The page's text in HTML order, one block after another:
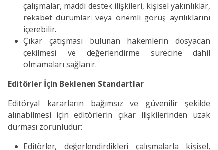
çalışmalar, maddi destek ilişkileri, kişisel yakınlıklar,
rekabet durumları veya önemli görüş ayrılıklarını
içerebilir.
Çıkar çatışması bulunan hakemlerin dosyadan
çekilmesi ve değerlendirme sürecine dahil
olmamaları sağlanır.
Editörler İçin Beklenen Standartlar
Editöryal kararların bağımsız ve güvenilir şekilde
alınabilmesi için editörlerin çıkar ilişkilerinden uzak
durması zorunludur:
Editörler, değerlendirdikleri çalışmalarla kişisel,